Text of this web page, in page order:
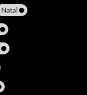
Natal